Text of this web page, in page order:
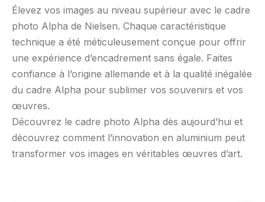
Élevez vos images au niveau supérieur avec le cadre
photo Alpha de Nielsen. Chaque caractéristique
technique a été méticuleusement conçue pour offrir
une expérience d’encadrement sans égale. Faites
confiance à l’origine allemande et à la qualité inégalée
du cadre Alpha pour sublimer vos souvenirs et vos
œuvres.
Découvrez le cadre photo Alpha dès aujourd’hui et
découvrez comment l’innovation en aluminium peut
transformer vos images en véritables œuvres d’art.